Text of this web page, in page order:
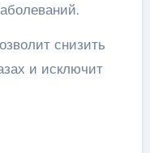
снизить
и исключит